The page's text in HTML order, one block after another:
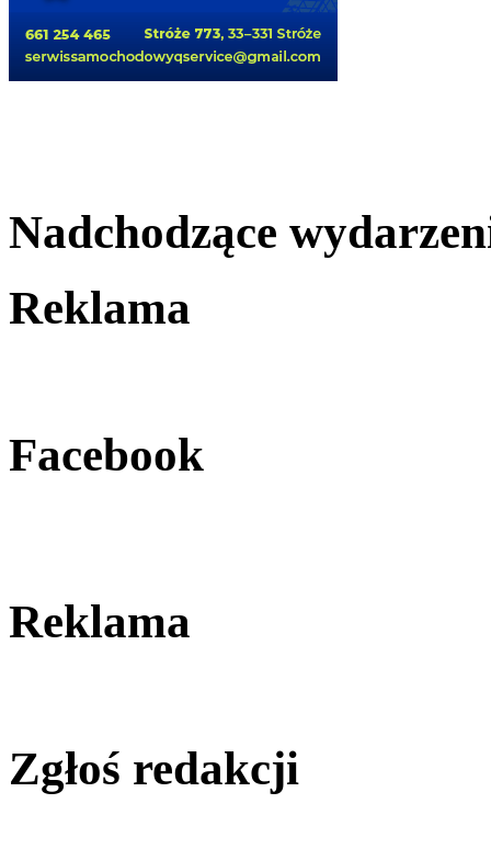
Nadchodzące
Reklama
Facebook
Reklama
Zgłoś redakcji